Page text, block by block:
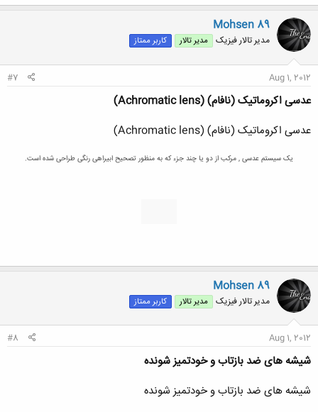
Mohsen 89
مدیر تالار فیزیک مدیر تالار کاربر ممتاز
Aug 1, 2012
#7
عدسی اکروماتیک (نافام) (Achromatic lens)
عدسی اکروماتیک (نافام) (Achromatic lens)
یک سیستم عدسی , مرکب از دو یا چند جزء که به منظور تصحیح ابیراهی رنگی طراحی شده است.
Mohsen 89
مدیر تالار فیزیک مدیر تالار کاربر ممتاز
Aug 1, 2012
#8
شیشه های ضد بازتاب و خودتمیز شونده
شیشه های ضد بازتاب و خودتمیز شونده